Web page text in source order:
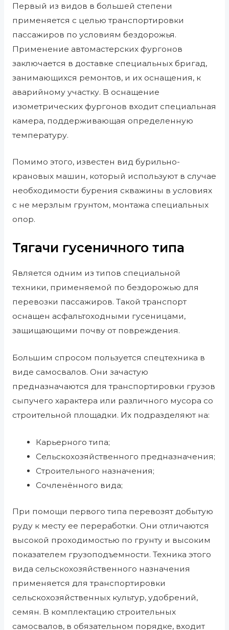
Первый из видов в большей степени
применяется с целью транспортировки
пассажиров по условиям бездорожья.
Применение автомастерских фургонов
заключается в доставке специальных бригад,
занимающихся ремонтов, и их оснащения, к
аварийному участку. В оснащение
изометрических фургонов входит специальная
камера, поддерживающая определенную
температуру.
Помимо этого, известен вид бурильно-
крановых машин, который используют в случае
необходимости бурения скважины в условиях
с не мерзлым грунтом, монтажа специальных
опор.
Тягачи гусеничного типа
Является одним из типов специальной
техники, применяемой по бездорожью для
перевозки пассажиров. Такой транспорт
оснащен асфальтоходными гусеницами,
защищающими почву от повреждения.
Большим спросом пользуется спецтехника в
виде самосвалов. Они зачастую
предназначаются для транспортировки грузов
сыпучего характера или различного мусора со
строительной площадки. Их подразделяют на:
Карьерного типа;
Сельскохозяйственного предназначения;
Строительного назначения;
Сочленённого вида;
При помощи первого типа перевозят добытую
руду к месту ее переработки. Они отличаются
высокой проходимостью по грунту и высоким
показателем грузоподъемности. Техника этого
вида сельскохозяйственного назначения
применяется для транспортировки
сельскохозяйственных культур, удобрений,
семян. В комплектацию строительных
самосвалов, в обязательном порядке, входит